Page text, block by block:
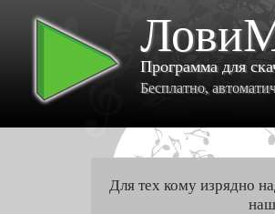
Программа для
Бесплатно,
Для тех кому изрядно